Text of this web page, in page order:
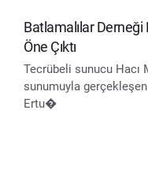
Batlamalılar
Öne Çıktı
Tecrübeli sunucu Hacı
sunumuyla
Ertu�